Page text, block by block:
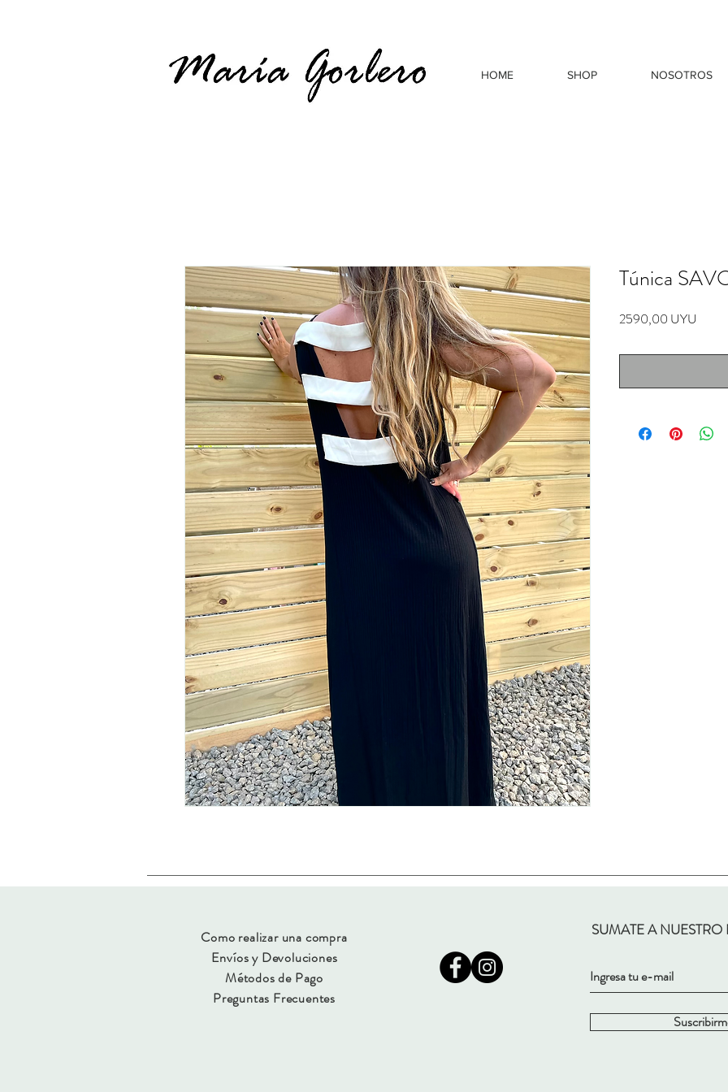
HOME SHOP NOSOTROS
Túnica
2590,00 UYU
Como realizar una compra
Envíos y Devoluciones
Métodos de Pago
Preguntas Frecuentes
SUMATE A NUESTRO